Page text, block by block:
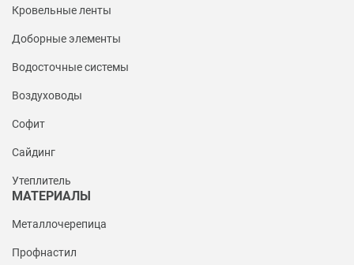
Кровельные ленты
Доборные элементы
Водосточные системы
Воздуховоды
Софит
Сайдинг
Утеплитель
МАТЕРИАЛЫ
Металлочерепица
Профнастил